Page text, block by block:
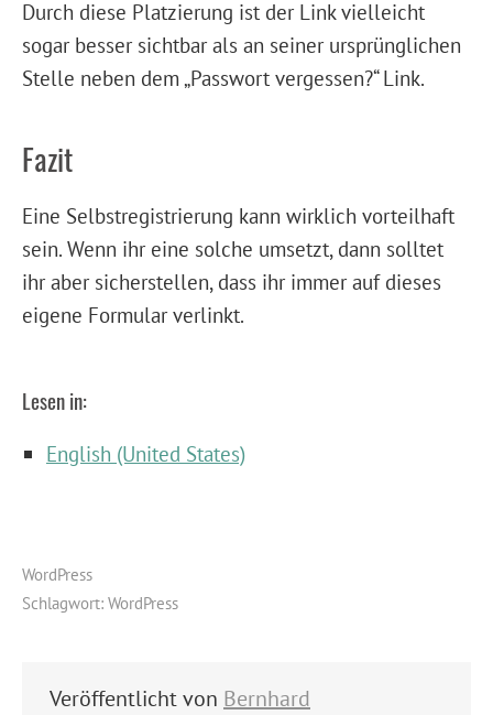
Durch diese Platzierung ist der Link vielleicht
sogar besser sichtbar als an seiner ursprünglichen
Stelle neben dem „Passwort vergessen?“ Link.
Fazit
Eine Selbstregistrierung kann wirklich vorteilhaft
sein. Wenn ihr eine solche umsetzt, dann solltet
ihr aber sicherstellen, dass ihr immer auf dieses
eigene Formular verlinkt.
Lesen in:
English (United States)
WordPress
Schlagwort: WordPress
Veröffentlicht von Bernhard